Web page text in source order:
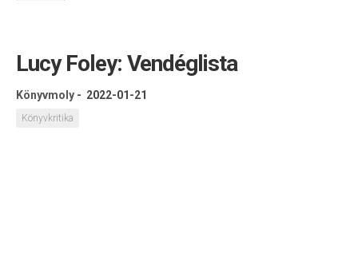
Lucy Foley: Vendéglista
Könyvmoly - 2022-01-21
Könyvkritika